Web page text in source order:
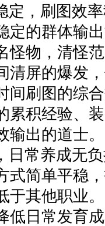
，刷图效率
定的群体输
怪物，清怪
清屏的爆发
间刷图的综
累积经验、
出的道士。
常养成无负
式简单平稳
于其他职业
低日常发育